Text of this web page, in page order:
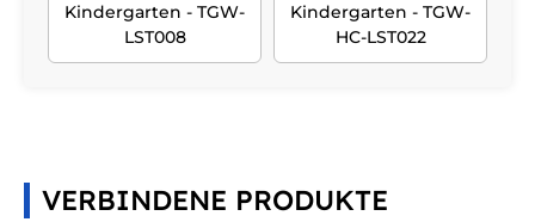
Kindergarten - TGW-
LST008
Kindergarten - TGW-
HC-LST022
VERBINDENE PRODUKTE